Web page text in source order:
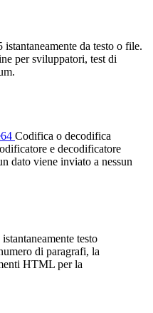
da testo o file.
per sviluppatori, test di
Codifica o decodifica
e decodificatore
dato viene inviato a nessun
testo
di paragrafi, la
HTML per la